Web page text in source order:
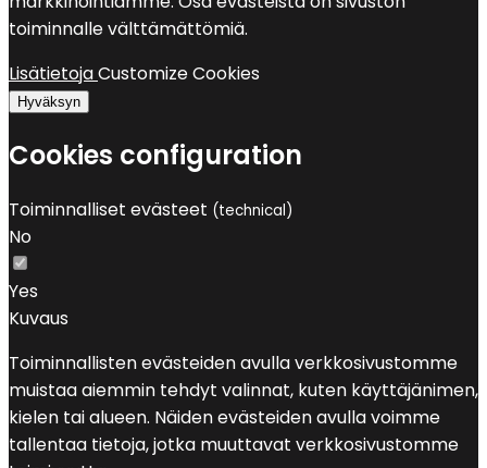
toiminnalle välttämättömiä.
LisätietojaCustomize Cookies
Hyväksyn
Cookies configuration
Toiminnalliset evästeet (technical)
No
Yes
Kuvaus
Toiminnallisten evästeiden avulla verkkosivustomme
muistaa aiemmin tehdyt valinnat, kuten käyttäjänimen,
kielen tai alueen. Näiden evästeiden avulla voimme
tallentaa tietoja, jotka muuttavat verkkosivustomme